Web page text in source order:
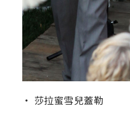
‧ 莎拉蜜雪兒蓋勒